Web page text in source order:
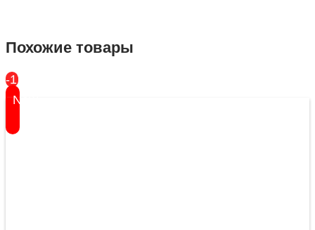
Похожие товары
-17%
New